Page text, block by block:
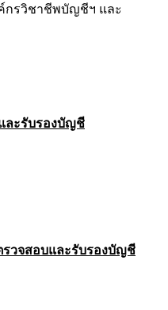
กรวิชาชีพบัญชีฯ และ
ละรับรองบัญชี
วจสอบและรับรองบัญชี